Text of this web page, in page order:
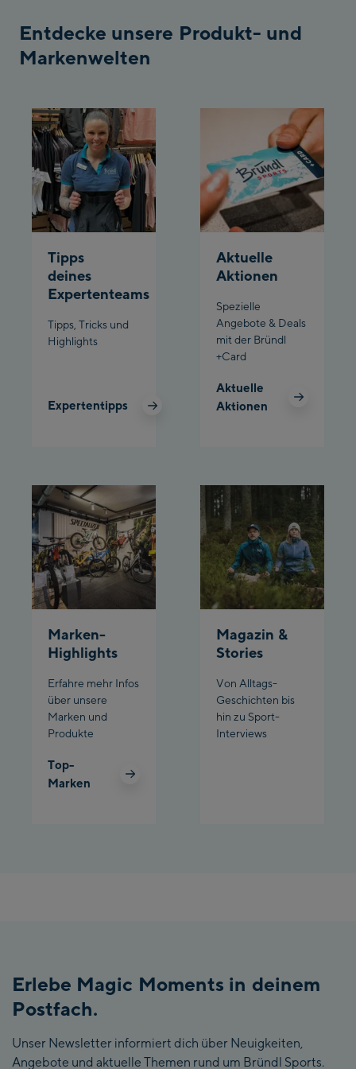
station
Ahornbahn Talstation
/Valley station
Spieljochbahn
Talstation /Valley
station
Spieljochbahn
Bergstation / Top
station
Ischgl:
Ischgl Zentrum
Ischgl Outlet
Schladming:
Entdecke unsere Produkt- und
Markenwelten
Tipps
deines
Expertenteams
Tipps, Tricks und
Highlights
Expertentipps
Aktuelle
Aktionen
Spezielle
Angebote & Deals
mit der Bründl
+Card
Aktuelle
Aktionen
Marken-
Highlights
Erfahre mehr Infos
über unsere
Marken und
Produkte
Top-
Marken
Magazin &
Stories
Von Alltags-
Geschichten bis
hin zu Sport-
Interviews
Erlebe Magic Moments in deinem
Postfach.
Unser Newsletter informiert dich über Neuigkeiten,
Angebote und aktuelle Themen rund um Bründl Sports.